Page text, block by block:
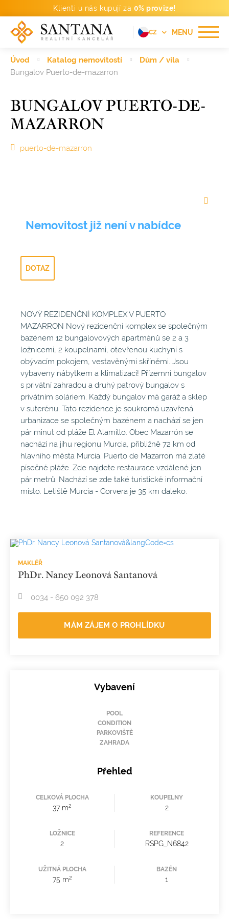
Klienti u nás kupují za 0% provize!
MENU
CZ
PT
Úvod Katalog nemovitostí
Dům / vila
Bungalov Puerto-de-mazarron
BUNGALOV PUERTO-DE-
MAZARRON
puerto-de-mazarron
Nemovitost již není v nabídce
DOTAZ
NOVÝ REZIDENČNÍ KOMPLEX V PUERTO
MAZARRON Nový rezidenční komplex se společným
bazénem 12 bungalovových apartmánů se 2 a 3
ložnicemi, 2 koupelnami, otevřenou kuchyní s
obývacím pokojem, vestavěnými skříněmi. Jsou
vybaveny nábytkem a klimatizací! Přízemní bungalov
s privátní zahradou a druhý patrový bungalov s
privátním soláriem. Každý bungalov má garáž a sklep
v suterénu. Tato rezidence je soukromá uzavřená
urbanizace se společným bazénem a nachází se jen
pár minut od pláže El Alamillo. Obec Mazarrón se
nachází na jihu regionu Murcia, přibližně 72 km od
hlavního města Murcia. Puerto de Mazarron má zlaté
písečné pláže. Zde najdete restaurace vzdálené jen
pár metrů. Nachází se zde také turistické informační
místo. Letiště Murcia - Corvera je 35 km daleko.
MAKLÉŘ
PhDr. Nancy Leonová Santanová
0034 - 650 092 378
MÁM ZÁJEM O PROHLÍDKU
Vybavení
POOL
CONDITION
PARKOVIŠTĚ
ZAHRADA
Přehled
CELKOVÁ PLOCHA
37 m2
KOUPELNY
2
LOŽNICE
2
REFERENCE
RSPG_N6842
UŽITNÁ PLOCHA
75 m2
BAZÉN
1